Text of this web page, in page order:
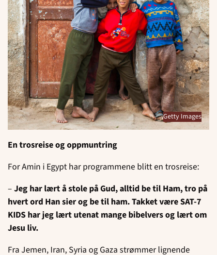
Getty Images
En trosreise og oppmuntring
For Amin i Egypt har programmene blitt en trosreise:
– Jeg har lært å stole på Gud, alltid be til Ham, tro på
hvert ord Han sier og be til ham. Takket være SAT-7
KIDS har jeg lært utenat mange bibelvers og lært om
Jesu liv.
Fra Jemen, Iran, Syria og Gaza strømmer lignende